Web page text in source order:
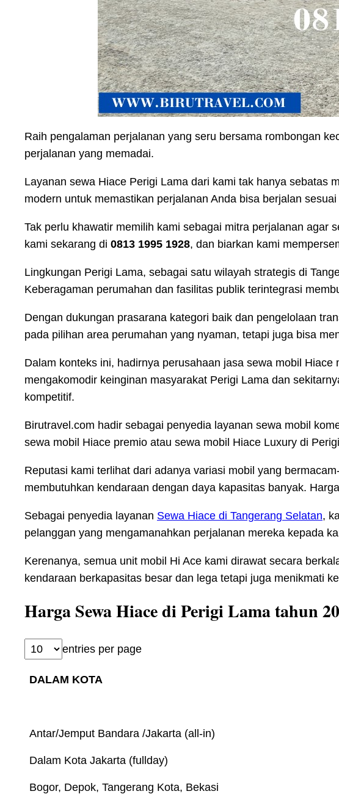
Raih pengalaman perjalanan yang seru bersama rombongan
perjalanan yang memadai.
Layanan sewa Hiace Perigi Lama dari kami tak hanya sebatas
modern untuk memastikan perjalanan Anda bisa berjalan
Tak perlu khawatir memilih kami sebagai mitra perjalanan agar
kami sekarang di 0813 1995 1928, dan biarkan kami
Lingkungan Perigi Lama, sebagai satu wilayah strategis di
Keberagaman perumahan dan fasilitas publik terintegrasi
Dengan dukungan prasarana kategori baik dan pengelolaan
pada pilihan area perumahan yang nyaman, tetapi juga bisa
Dalam konteks ini, hadirnya perusahaan jasa sewa mobil
mengakomodir keinginan masyarakat Perigi Lama dan
kompetitif.
Birutravel.com hadir sebagai penyedia layanan sewa mobil
sewa mobil Hiace premio atau sewa mobil Hiace Luxury di
Reputasi kami terlihat dari adanya variasi mobil yang
membutuhkan kendaraan dengan daya kapasitas banyak.
Sebagai penyedia layanan Sewa Hiace di Tangerang Selatan,
pelanggan yang mengamanahkan perjalanan mereka kepada
Kerenanya, semua unit mobil Hi Ace kami dirawat secara
kendaraan berkapasitas besar dan lega tetapi juga menikmati
Harga Sewa Hiace di Perigi Lama tahun
entries per page
DALAM KOTA
Antar/Jemput Bandara /Jakarta (all-in)
Dalam Kota Jakarta (fullday)
Bogor, Depok, Tangerang Kota, Bekasi